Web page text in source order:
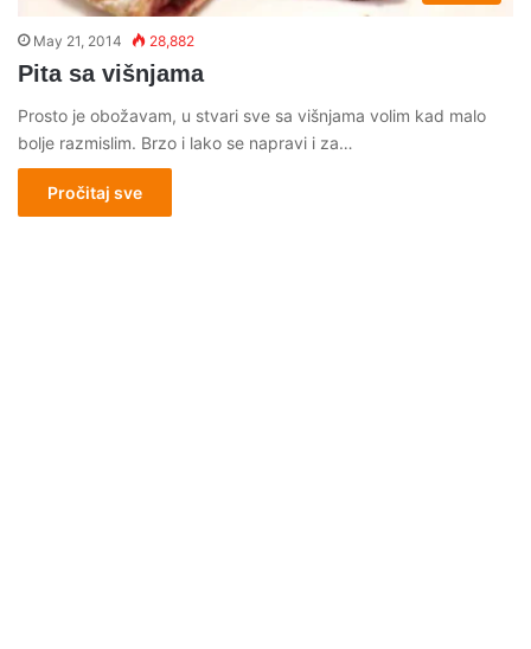
May 21, 2014 28,882
Pita sa višnjama
Prosto je obožavam, u stvari sve sa višnjama volim kad malo
bolje razmislim. Brzo i lako se napravi i za…
Pročitaj sve